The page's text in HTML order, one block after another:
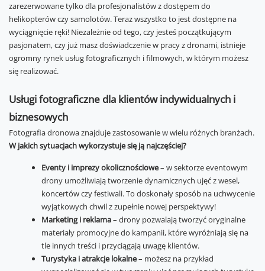
zarezerwowane tylko dla profesjonalistów z dostępem do
helikopterów czy samolotów. Teraz wszystko to jest dostępne na
wyciągnięcie ręki! Niezależnie od tego, czy jesteś początkującym
pasjonatem, czy już masz doświadczenie w pracy z dronami, istnieje
ogromny rynek usług fotograficznych i filmowych, w którym możesz
się realizować.
Usługi fotograficzne dla klientów indywidualnych i
biznesowych
Fotografia dronowa znajduje zastosowanie w wielu różnych branżach.
W jakich sytuacjach wykorzystuje się ją najczęściej?
Eventy i imprezy okolicznościowe– w sektorze eventowym
drony umożliwiają tworzenie dynamicznych ujęć z wesel,
koncertów czy festiwali. To doskonały sposób na uchwycenie
wyjątkowych chwil z zupełnie nowej perspektywy!
Marketing i reklama– drony pozwalają tworzyć oryginalne
materiały promocyjne do kampanii, które wyróżniają się na
tle innych treści i przyciągają uwagę klientów.
Turystyka i atrakcje lokalne– możesz na przykład